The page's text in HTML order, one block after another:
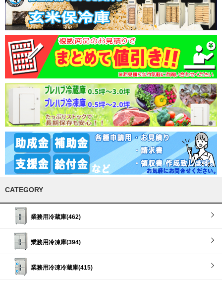
CATEGORY
業務用冷蔵庫(462)
業務用冷凍庫(394)
業務用冷凍冷蔵庫(415)